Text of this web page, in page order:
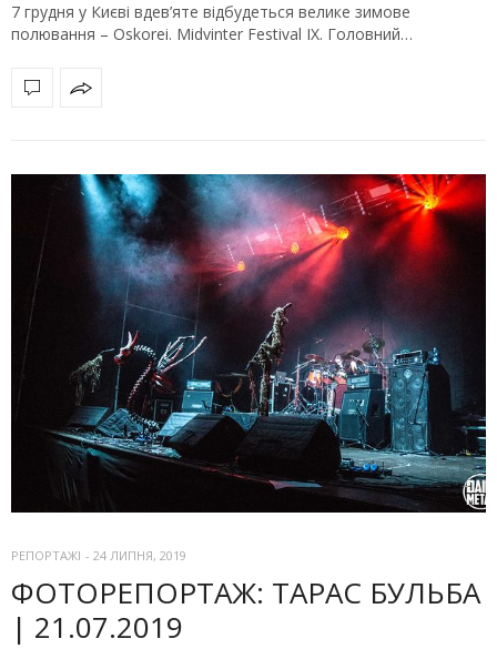
7 грудня у Києві вдев’яте відбудеться велике зимове
полювання – Oskorei. Midvinter Festival IX. Головний…
РЕПОРТАЖІ - 24 ЛИПНЯ, 2019
ФОТОРЕПОРТАЖ: ТАРАС БУЛЬБА
| 21.07.2019